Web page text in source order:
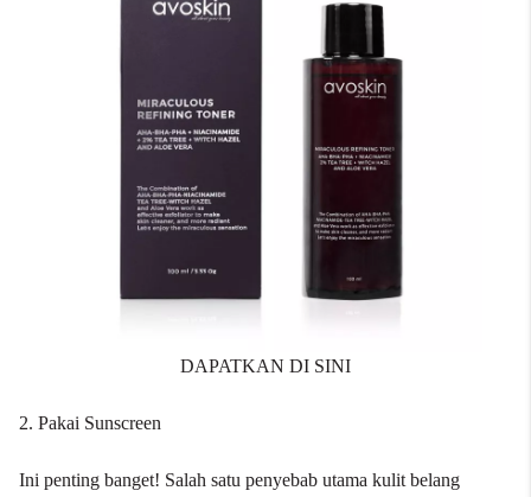
DAPATKAN DI SINI
2. Pakai Sunscreen
Ini penting banget! Salah satu penyebab utama kulit belang